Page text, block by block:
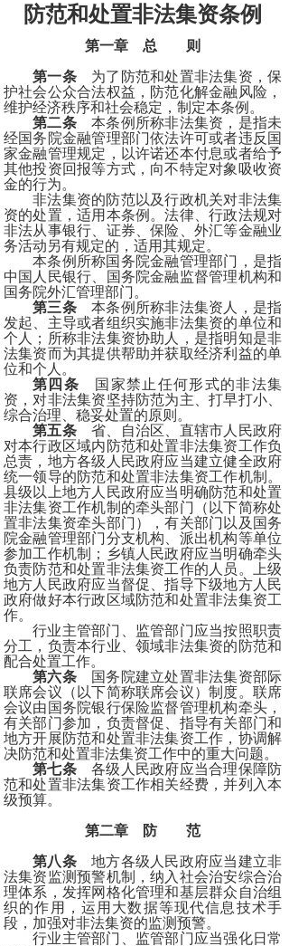
防范和处置非法集资条例
第一章 总 则
第一条为了防范和处置非法集资，保
护社会公众合法权益，防范化解金融风险，
维护经济秩序和社会稳定，制定本条例。
第二条本条例所称非法集资，是指未
经国务院金融管理部门依法许可或者违反国
家金融管理规定，以许诺还本付息或者给予
其他投资回报等方式，向不特定对象吸收资
金的行为。
非法集资的防范以及行政机关对非法集
资的处置，适用本条例。法律、行政法规对
非法从事银行、证券、保险、外汇等金融业
务活动另有规定的，适用其规定。
本条例所称国务院金融管理部门，是指
中国人民银行、国务院金融监督管理机构和
国务院外汇管理部门。
第三条本条例所称非法集资人，是指
发起、主导或者组织实施非法集资的单位和
个人；所称非法集资协助人，是指明知是非
法集资而为其提供帮助并获取经济利益的单
位和个人。
第四条 国家禁止任何形式的非法集
资，对非法集资坚持防范为主、打早打小、
综合治理、稳妥处置的原则。
第五条省、自治区、直辖市人民政府
对本行政区域内防范和处置非法集资工作负
总责，地方各级人民政府应当建立健全政府
统一领导的防范和处置非法集资工作机制。
县级以上地方人民政府应当明确防范和处置
非法集资工作机制的牵头部门（以下简称处
置非法集资牵头部门），有关部门以及国务
院金融管理部门分支机构、派出机构等单位
参加工作机制；乡镇人民政府应当明确牵头
负责防范和处置非法集资工作的人员。上级
地方人民政府应当督促、指导下级地方人民
政府做好本行政区域防范和处置非法集资工
作。
行业主管部门、监管部门应当按照职责
分工，负责本行业、领域非法集资的防范和
配合处置工作。
第六条国务院建立处置非法集资部际
联席会议（以下简称联席会议）制度。联席
会议由国务院银行保险监督管理机构牵头，
有关部门参加，负责督促、指导有关部门和
地方开展防范和处置非法集资工作，协调解
决防范和处置非法集资工作中的重大问题。
第七条各级人民政府应当合理保障防
范和处置非法集资工作相关经费，并列入本
级预算。
第二章 防 范
第八条地方各级人民政府应当建立非
法集资监测预警机制，纳入社会治安综合治
理体系，发挥网格化管理和基层群众自治组
织的作用，运用大数据等现代信息技术手
段，加强对非法集资的监测预警。
行业主管部门、监管部门应当强化日常